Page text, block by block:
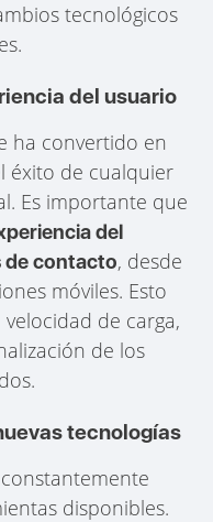
tecnológicos
del usuario
ha convertido en
éxito de cualquier
Es importante que
del
de contacto, desde
móviles. Esto
de carga,
de los
tecnologías
disponibles.